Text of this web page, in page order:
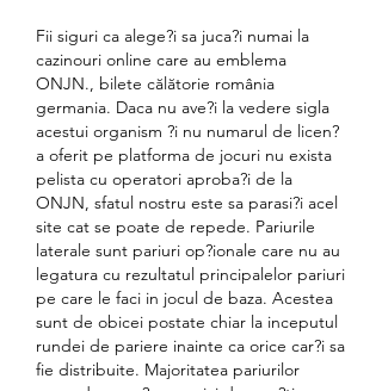
Fii siguri ca alege?i sa juca?i numai la
cazinouri online care au emblema
ONJN., bilete călătorie românia
germania. Daca nu ave?i la vedere sigla
acestui organism ?i nu numarul de licen?
a oferit pe platforma de jocuri nu exista
pelista cu operatori aproba?i de la
ONJN, sfatul nostru este sa parasi?i acel
site cat se poate de repede. Pariurile
laterale sunt pariuri op?ionale care nu au
legatura cu rezultatul principalelor pariuri
pe care le faci in jocul de baza. Acestea
sunt de obicei postate chiar la inceputul
rundei de pariere inainte ca orice car?i sa
fie distribuite. Majoritatea pariurilor